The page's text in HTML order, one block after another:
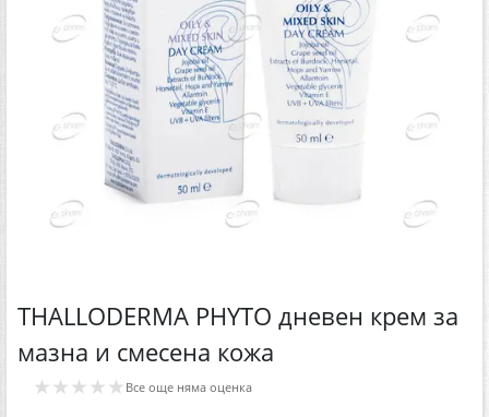
THALLODERMA PHYTO дневен крем за
мазна и смесена кожа
★★★★★ Все още няма оценка